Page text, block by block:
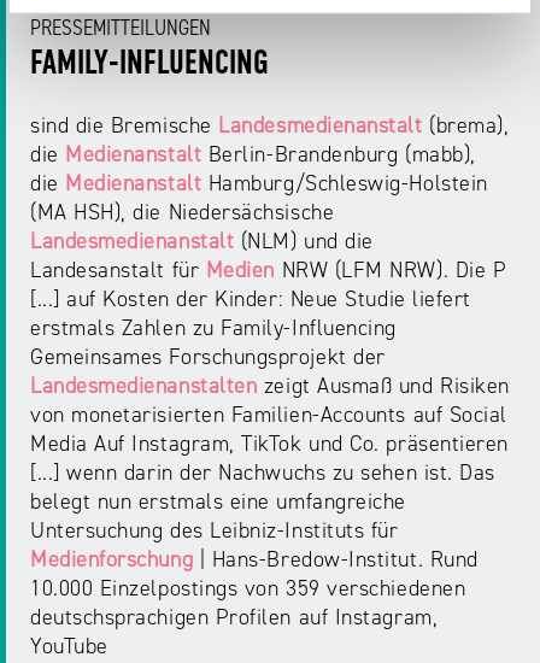
PRESSEMITTEILUNGEN
FAMILY-INFLUENCING
sind die Bremische Landesmedienanstalt (brema),
die Medienanstalt Berlin-Brandenburg (mabb),
die Medienanstalt Hamburg/Schleswig-Holstein
(MA HSH), die Niedersächsische
Landesmedienanstalt (NLM) und die
Landesanstalt für Medien NRW (LFM NRW). Die P
[...] auf Kosten der Kinder: Neue Studie liefert
erstmals Zahlen zu Family-Influencing
Gemeinsames Forschungsprojekt der
Landesmedienanstalten zeigt Ausmaß und Risiken
von monetarisierten Familien-Accounts auf Social
Media Auf Instagram, TikTok und Co. präsentieren
[...] wenn darin der Nachwuchs zu sehen ist. Das
belegt nun erstmals eine umfangreiche
Untersuchung des Leibniz-Instituts für
Medienforschung | Hans-Bredow-Institut. Rund
10.000 Einzelpostings von 359 verschiedenen
deutschsprachigen Profilen auf Instagram,
YouTube